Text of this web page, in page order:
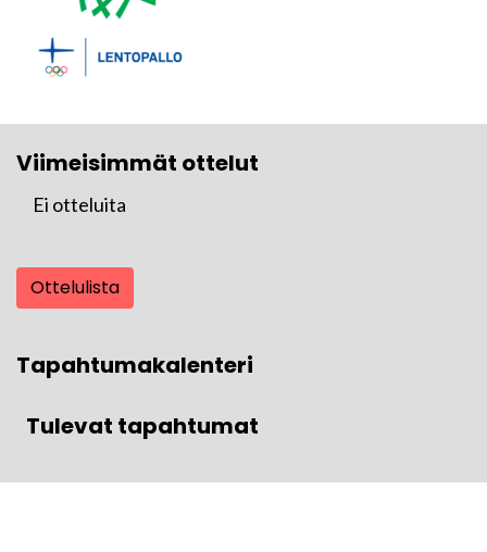
Viimeisimmät ottelut
Ei otteluita
Ottelulista
Tapahtumakalenteri
Tulevat tapahtumat